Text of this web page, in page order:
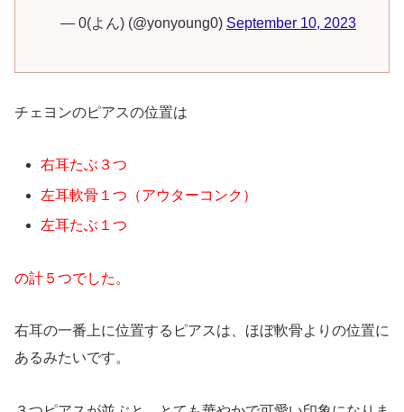
— 0(よん) (@yonyoung0) September 10, 2023
チェヨンのピアスの位置は
右耳たぶ３つ
左耳軟骨１つ（アウターコンク）
左耳たぶ１つ
の計５つでした。
右耳の一番上に位置するピアスは、ほぼ軟骨よりの位置に
あるみたいです。